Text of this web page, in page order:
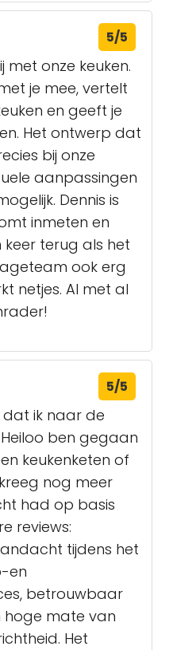
5/5
met onze keuken.
je mee, vertelt
en geeft je
Het ontwerp dat
bij onze
aanpassingen
Dennis is
inmeten en
terug als het
ook erg
netjes. Al met al
5/5
dat ik naar de
ben gegaan
keukenketen of
nog meer
had op basis
reviews:
tijdens het
en
betrouwbaar
hoge mate van
Het